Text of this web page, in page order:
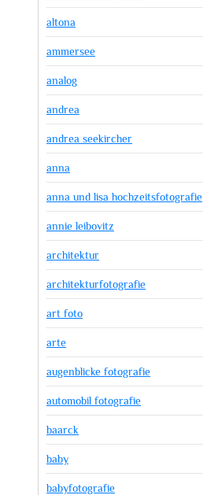
altona
ammersee
analog
andrea
andrea seekircher
anna
anna und lisa hochzeitsfotografie
annie leibovitz
architektur
architekturfotografie
art foto
arte
augenblicke fotografie
automobil fotografie
baarck
baby
babyfotografie